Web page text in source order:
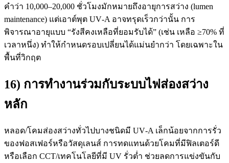
คำว่า 10,000–20,000 ชั่วโมงมักหมายถึงอายุการสว่าง (lumen
maintenance) แต่เอาต์พุต UV‑A อาจทรุดเร็วกว่านั้น การ
พิจารณาอายุแบบ “รังสีคงเหลือที่ยอมรับได้” (เช่น เหลือ ≥70% ที่
เวลาหนึ่ง) ทำให้กำหนดรอบเปลี่ยนได้แม่นยำกว่า โดยเฉพาะใน
พื้นที่วิกฤต
16) การทำงานร่วมกับระบบไฟส่องสว่าง
หลัก
หลอด/โคมส่องสว่างทั่วไปบางชนิดมี UV‑A เล็กน้อยจากการรั่ว
ของฟอสเฟอร์หรือวัสดุเลนส์ การทดแทนด้วยโคมที่มีฟิลเตอร์ดี
หรือเลือก CCT/เทคโนโลยีที่มี UV รั่วต่ำ ช่วยลดการแข่งขันกับ